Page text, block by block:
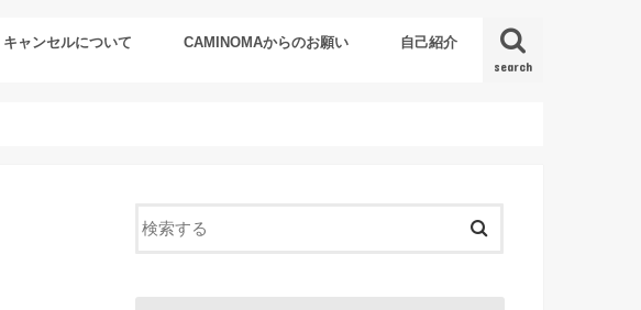
search
キャンセルについて CAMINOMAからのお願い 自己紹介